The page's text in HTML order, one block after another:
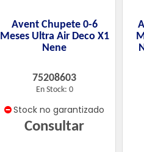
Avent Chupete 0-6
Meses Ultra Air Deco X1
Nene
75208603
En Stock: 0
Stock no garantizado
Consultar